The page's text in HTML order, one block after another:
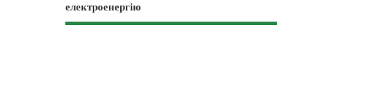
електроенергію